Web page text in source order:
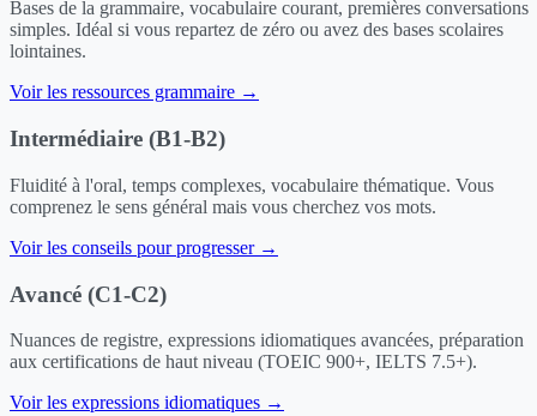
Bases de la grammaire, vocabulaire courant, premières conversations
simples. Idéal si vous repartez de zéro ou avez des bases scolaires
lointaines.
Voir les ressources grammaire →
Intermédiaire (B1-B2)
Fluidité à l'oral, temps complexes, vocabulaire thématique. Vous
comprenez le sens général mais vous cherchez vos mots.
Voir les conseils pour progresser →
Avancé (C1-C2)
Nuances de registre, expressions idiomatiques avancées, préparation
aux certifications de haut niveau (TOEIC 900+, IELTS 7.5+).
Voir les expressions idiomatiques →